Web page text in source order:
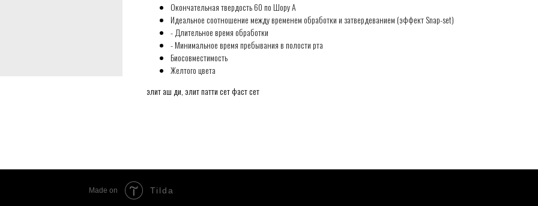
Окончательная твердость 60 по Шору А
Идеальное соотношение между временем обработки и затвердеванием (эффект Snap-set)
- Длительное время обработки
- Минимальное время пребывания в полости рта
Биосовместимость
Желтого цвета
элит аш ди, элит патти сет фаст сет
Made on Tilda